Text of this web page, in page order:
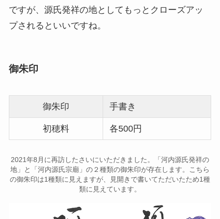
ですが、源氏発祥の地としてもっとクローズアッ
プされるといいですね。
御朱印
御朱印 手書き
初穂料 各500円
2021年8月に再訪したさいにいただきました。「河内源氏発祥の
地」と「河内源氏宗廟」の２種類の御朱印が存在します。こちら
の御朱印は1種類に見えますが、見開きで書いてただいたため1種
類に見えています。